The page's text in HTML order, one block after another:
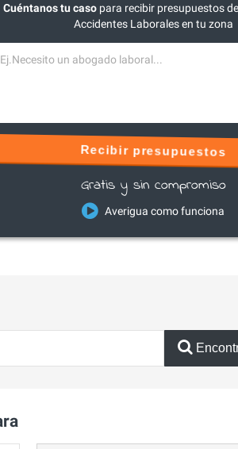
Cuéntanos tu casopara recibir presupuestos
Accidentes Laborales en tu zona
Recibir presupuestos
Gratis y sin compromiso
Averigua como funciona